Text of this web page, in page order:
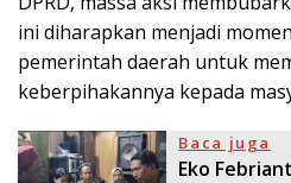
ini diharapkan menjadi
pemerintah daerah untuk
keberpihakannya kepada
Baca juga
Eko